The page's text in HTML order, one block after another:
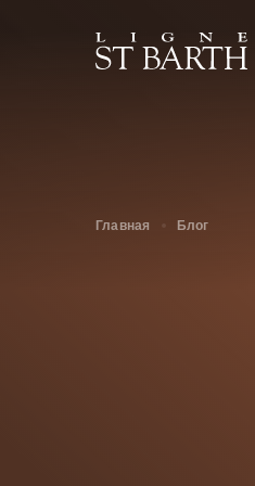
Главная Блог